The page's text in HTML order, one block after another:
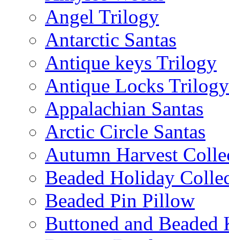
Angel Trilogy
Antarctic Santas
Antique keys Trilogy
Antique Locks Trilogy
Appalachian Santas
Arctic Circle Santas
Autumn Harvest
Beaded Holiday
Beaded Pin Pillow
Buttoned and Beaded